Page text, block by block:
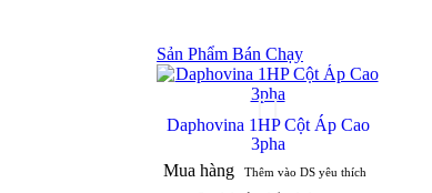
Sản Phẩm Bán Chạy
Daphovina 1HP Cột Áp Cao
3pha
Mua hàng
Thêm vào DS yêu thích